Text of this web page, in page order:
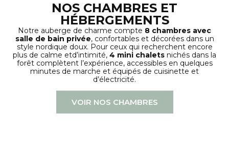
NOS CHAMBRES ET
HÉBERGEMENTS
Notre auberge de charme compte 8 chambres avec
salle de bain privée, confortables et décorées dans un
style nordique doux. Pour ceux qui recherchent encore
plus de calme etd’intimité, 4 mini chalets nichés dans la
forêt complètent l’expérience, accessibles en quelques
minutes de marche et équipés de cuisinette et
d’électricité.
VOIR NOS CHAMBRES